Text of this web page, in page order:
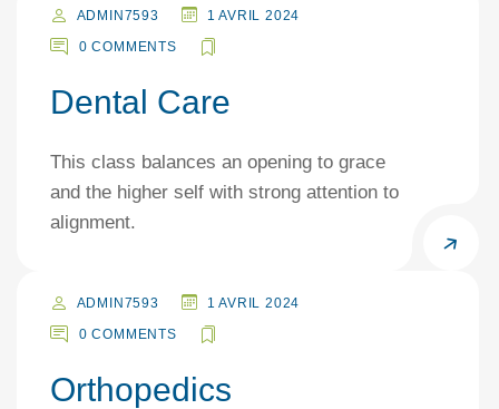
ADMIN7593
1 AVRIL 2024
0 COMMENTS
Dental Care
This class balances an opening to grace
and the higher self with strong attention to
alignment.
ADMIN7593
1 AVRIL 2024
0 COMMENTS
Orthopedics